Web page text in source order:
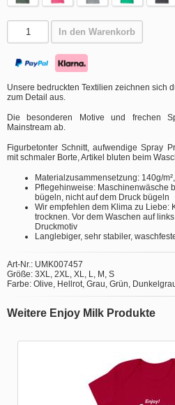
In den Warenkorb
Unsere bedruckten Textilien zeichnen sich
zum Detail aus.
Die besonderen Motive und frechen
Mainstream ab.
Figurbetonter Schnitt, aufwendige Spray
mit schmaler Borte, Artikel bluten beim
Materialzusammensetzung: 140g/
Pflegehinweise: Maschinenwäsche
bügeln, nicht auf dem Druck bügeln
Wir empfehlen dem Klima zu Liebe:
trocknen. Vor dem Waschen auf
Druckmotiv
Langlebiger, sehr stabiler,
Art-Nr.: UMK007457
Größe: 3XL, 2XL, XL, L, M, S
Farbe: Olive, Hellrot, Grau, Grün,
Weitere Enjoy Milk Produkte